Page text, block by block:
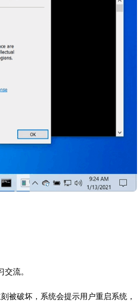
流。
被破坏，系统会提示用户重启系统，